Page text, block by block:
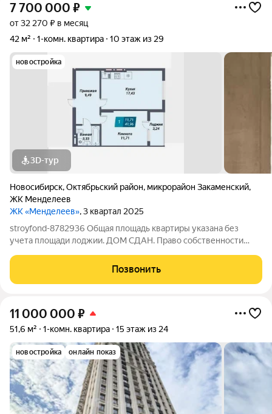
7 700 000 ₽
от 32 270 ₽ в месяц
42 м²
1-комн. квартира 10 этаж из 29
новостройка
3D-тур
Новосибирск,Октябрьский район, микрорайон Закаменский,
ЖК Менделеев
ЖК «Менделеев», 3 квартал 2025
stroyfond-8782936 Общая площадь квартиры указана без
учета площади лоджии. ДОМ СДАН. Право собственности
кухней-гостиной почти 18кв.м. и спальней около 12кв.м. В
прихожей можно разместить большую
Позвонить
11 000 000 ₽
51,6 м² 1-комн. квартира 15 этаж из 24
новостройка онлайн показ